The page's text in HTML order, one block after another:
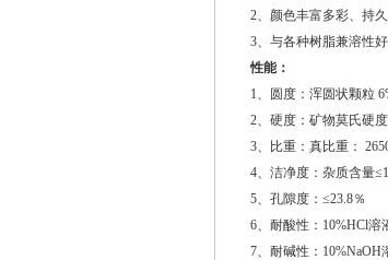
2、颜色丰富多彩、持
3、与各种树脂兼溶性好
性能：
1、圆度：浑圆状颗粒
2、硬度：矿物莫氏硬度
3、比重：真比重：
4、洁净度：杂质含量
5、孔隙度：≤23.8％
6、耐酸性：10%HCl溶
7、耐碱性：10%NaOH